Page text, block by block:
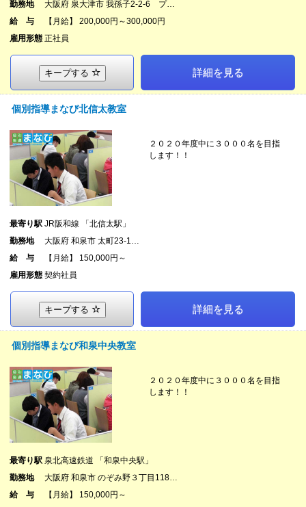
勤務地
大阪府 泉大津市 我孫子2-2-6 プ…
給 与
【月給】 200,000円～300,000円
雇用形態 正社員
キープする 詳細を見る
個別指導まなび北信太教室
２０２０年度中に３０００名を目指
します！！
最寄り駅 JR阪和線 「北信太駅」
勤務地
大阪府 和泉市 太町23-1…
給 与
【月給】 150,000円～
雇用形態 契約社員
キープする 詳細を見る
個別指導まなび和泉中央教室
２０２０年度中に３０００名を目指
します！！
最寄り駅 泉北高速鉄道 「和泉中央駅」
勤務地
大阪府 和泉市 のぞみ野３丁目118…
給 与
【月給】 150,000円～